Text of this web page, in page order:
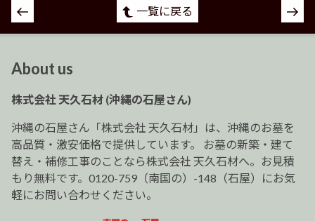
投
稿
ゲ
ー
シ
ョ
ン
一覧に戻る
About us
株式会社 天久石材 (沖縄の石屋さん)
沖縄の石屋さん「株式会社 天久石材」は、沖縄のお墓を
高品質・激安価格で提供しています。 お墓の新築・建て
替え・補修工事のことなら株式会社 天久石材へ。お見積
もり無料です。0120-759（南国の）-148（石屋）にお気
軽にお問い合わせください。